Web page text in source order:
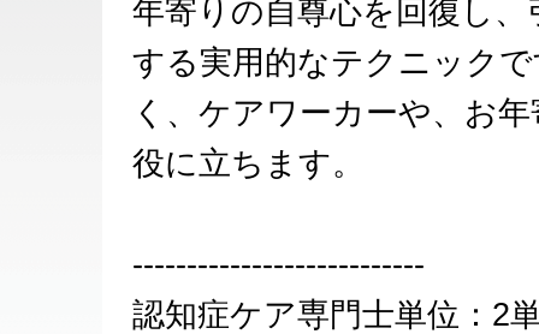
年寄りの自尊心を回復し
する実用的なテクニック
く、ケアワーカーや、お
役に立ちます。
---------------------------
認知症ケア専門士単位：2